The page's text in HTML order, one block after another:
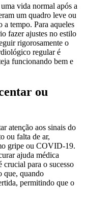
vida normal após a
um quadro leve ou
a tempo. Para aqueles
fazer ajustes no estilo
rigorosamente o
regular é
funcionando bem e
ou
atenção aos sinais do
ou falta de ar,
gripe ou COVID-19.
ajuda médica
crucial para o sucesso
que, quando
permitindo que o